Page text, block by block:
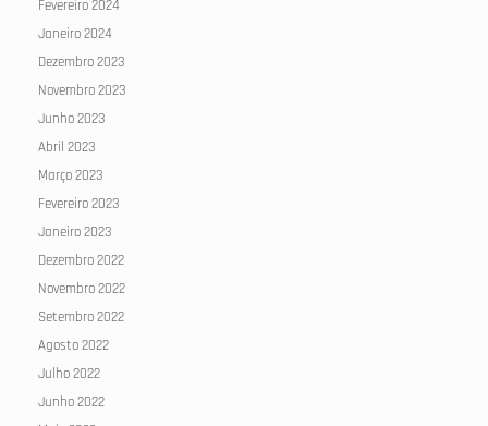
Fevereiro 2024
Janeiro 2024
Dezembro 2023
Novembro 2023
Junho 2023
Abril 2023
Março 2023
Fevereiro 2023
Janeiro 2023
Dezembro 2022
Novembro 2022
Setembro 2022
Agosto 2022
Julho 2022
Junho 2022